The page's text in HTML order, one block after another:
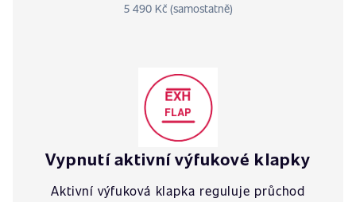
5 490 Kč (samostatně)
Vypnutí aktivní výfukové klapky
Aktivní výfuková klapka reguluje průchod